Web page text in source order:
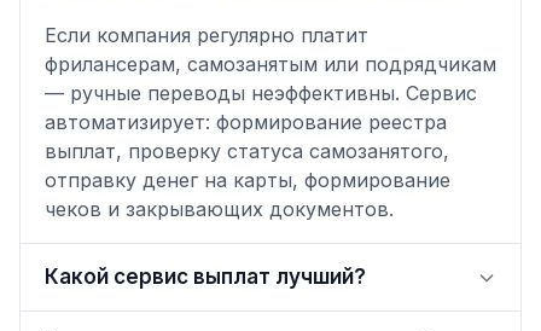
Если компания регулярно платит
фрилансерам, самозанятым или подрядчикам
— ручные переводы неэффективны. Сервис
автоматизирует: формирование реестра
выплат, проверку статуса самозанятого,
отправку денег на карты, формирование
чеков и закрывающих документов.
Какой сервис выплат лучший?